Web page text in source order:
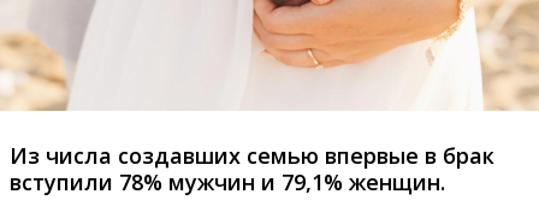
Из числа создавших семью впервые в брак
вступили 78% мужчин и 79,1% женщин.